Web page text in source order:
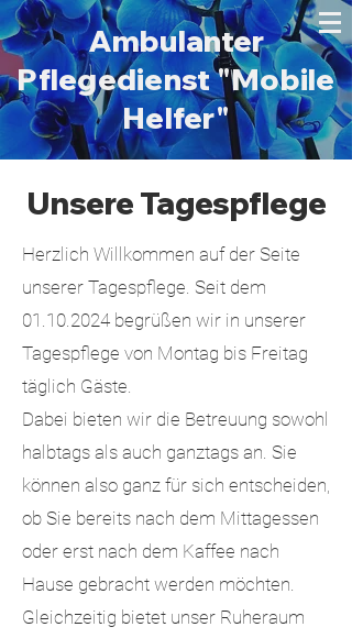
Ambulanter
Pflegedienst "Mobile
Helfer"
Unsere Tagespflege
Herzlich Willkommen auf der Seite
unserer Tagespflege. Seit dem
01.10.2024 begrüßen wir in unserer
Tagespflege von Montag bis Freitag
täglich Gäste.
Dabei bieten wir die Betreuung sowohl
halbtags als auch ganztags an. Sie
können also ganz für sich entscheiden,
ob Sie bereits nach dem Mittagessen
oder erst nach dem Kaffee nach
Hause gebracht werden möchten.
Gleichzeitig bietet unser Ruheraum